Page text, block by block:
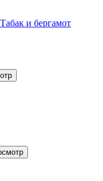
и бергамот